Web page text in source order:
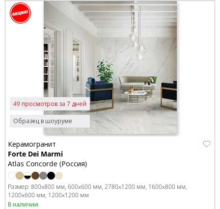
Образец в шоуруме
49 просмотров за 7 дней
Керамогранит
Forte Dei Marmi
Atlas Concorde (Россия)
Размер: 800x800 мм 600x600 мм 2780x1200 мм 1600x800 мм
1200x600 мм 1200x1200 мм
В наличии